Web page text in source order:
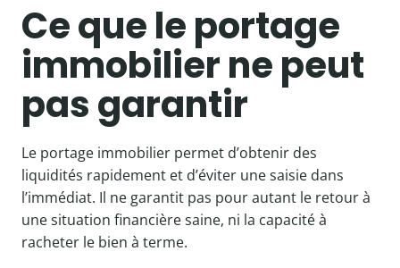
Ce que le portage
immobilier ne peut
pas garantir
Le portage immobilier permet d’obtenir des
liquidités rapidement et d’éviter une saisie dans
l’immédiat. Il ne garantit pas pour autant le retour à
une situation financière saine, ni la capacité à
racheter le bien à terme.